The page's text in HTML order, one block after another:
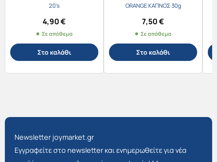
20’s
4,90€
Σε απόθεμα
Στο καλάθι
ORANGE ΚΑΠΝΟΣ 30g
7,50€
Σε απόθεμα
Στο καλάθι
Newsletter joymarket.gr
Εγγραφείτε στο newsletter και ενημερωθείτε για νέα